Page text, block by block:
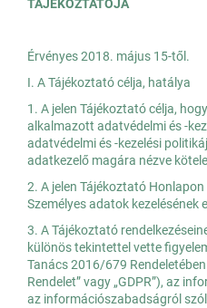
TÁJÉKOZTATÓJA
Érvényes 2018. május 15-től.
I. A Tájékoztató célja, hatálya
1. A jelen Tájékoztató célja,
alkalmazott adatvédelmi és -
adatvédelmi és -kezelési
adatkezelő magára nézve
2. A jelen Tájékoztató
Személyes adatok kezelésének
3. A Tájékoztató
különös tekintettel vette
Tanács 2016/679
Rendelet” vagy „GDPR”), az
az információszabadságról